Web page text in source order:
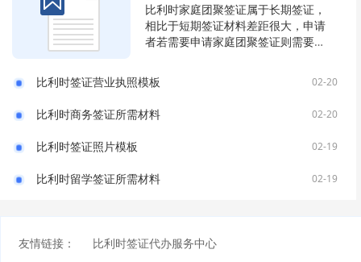
比利时家庭团聚签证属于长期签证，
相比于短期签证材料差距很大，申请
者若需要申请家庭团聚签证则需要按
比利时签证营业执照模板
02-20
比利时商务签证所需材料 02-20
比利时签证照片模板 02-19
比利时留学签证所需材料 02-19
友情链接： 比利时签证代办服务中心